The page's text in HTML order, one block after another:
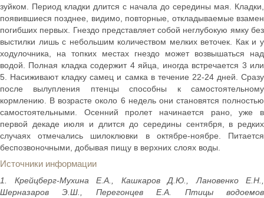
зуйком. Период кладки длится с начала до середины мая. Кладки,
появившиеся позднее, видимо, повторные, откладываемые взамен
погибших первых. Гнездо представляет собой неглубокую ямку без
выстилки лишь с небольшим количеством мелких веточек. Как и у
ходулочника, на топких местах гнездо может возвышаться над
водой. Полная кладка содержит 4 яйца, иногда встречается 3 или
5. Насиживают кладку самец и самка в течение 22-24 дней. Сразу
после вылупления птенцы способны к самостоятельному
кормлению. В возрасте около 6 недель они становятся полностью
самостоятельными. Осенний пролет начинается рано, уже в
первой декаде июля и длится до середины сентября, в редких
случаях отмечались шилоклювки в октябре-ноябре. Питается
беспозвоночными, добывая пищу в верхних слоях воды.
Источники информации
1. Крейцберг-Мухина Е.А., Кашкаров Д.Ю., Лановенко Е.Н.,
Шерназаров Э.Ш., Перегонцев Е.А. Птицы водоемов